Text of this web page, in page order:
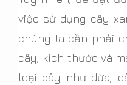
việc sử dụng cây
chúng ta cần phải
cây, kích thước và
loại cây như dừa,